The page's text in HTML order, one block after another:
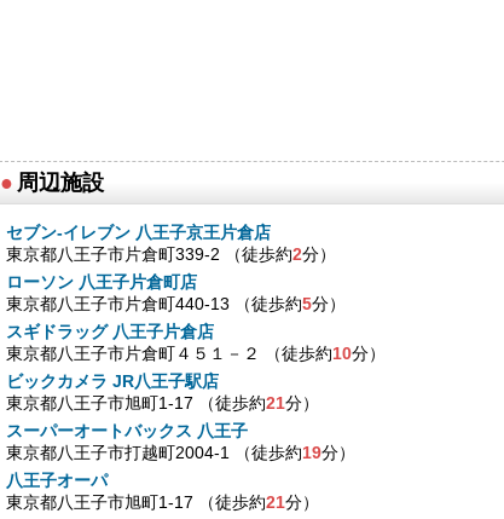
● 周辺施設
セブン-イレブン 八王子京王片倉店
東京都八王子市片倉町339-2 （徒歩約2分）
ローソン 八王子片倉町店
東京都八王子市片倉町440-13 （徒歩約5分）
スギドラッグ 八王子片倉店
東京都八王子市片倉町４５１－２ （徒歩約10分）
ビックカメラ JR八王子駅店
東京都八王子市旭町1-17 （徒歩約21分）
スーパーオートバックス 八王子
東京都八王子市打越町2004-1 （徒歩約19分）
八王子オーパ
東京都八王子市旭町1-17 （徒歩約21分）